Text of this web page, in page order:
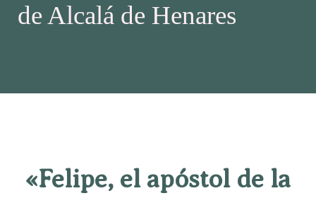
de Alcalá de Henares
«Felipe, el apóstol de la